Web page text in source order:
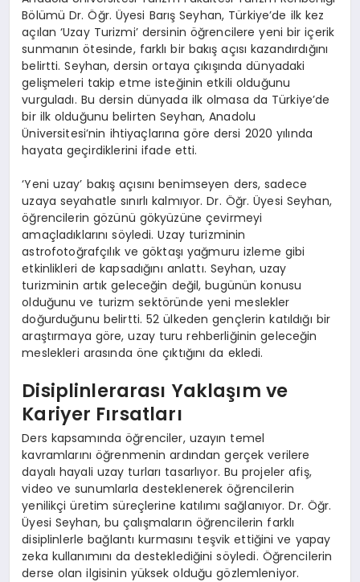
Bölümü Dr. Öğr. Üyesi Barış Seyhan, Türkiye’de ilk kez
açılan ‘Uzay Turizmi’ dersinin öğrencilere yeni bir içerik
sunmanın ötesinde, farklı bir bakış açısı kazandırdığını
belirtti. Seyhan, dersin ortaya çıkışında dünyadaki
gelişmeleri takip etme isteğinin etkili olduğunu
vurguladı. Bu dersin dünyada ilk olmasa da Türkiye’de
bir ilk olduğunu belirten Seyhan, Anadolu
Üniversitesi’nin ihtiyaçlarına göre dersi 2020 yılında
hayata geçirdiklerini ifade etti.
‘Yeni uzay’ bakış açısını benimseyen ders, sadece
uzaya seyahatle sınırlı kalmıyor. Dr. Öğr. Üyesi Seyhan,
öğrencilerin gözünü gökyüzüne çevirmeyi
amaçladıklarını söyledi. Uzay turizminin
astrofotoğrafçılık ve göktaşı yağmuru izleme gibi
etkinlikleri de kapsadığını anlattı. Seyhan, uzay
turizminin artık geleceğin değil, bugünün konusu
olduğunu ve turizm sektöründe yeni meslekler
doğurduğunu belirtti. 52 ülkeden gençlerin katıldığı bir
araştırmaya göre, uzay turu rehberliğinin geleceğin
meslekleri arasında öne çıktığını da ekledi.
Disiplinlerarası Yaklaşım ve
Kariyer Fırsatları
Ders kapsamında öğrenciler, uzayın temel
kavramlarını öğrenmenin ardından gerçek verilere
dayalı hayali uzay turları tasarlıyor. Bu projeler afiş,
video ve sunumlarla desteklenerek öğrencilerin
yenilikçi üretim süreçlerine katılımı sağlanıyor. Dr. Öğr.
Üyesi Seyhan, bu çalışmaların öğrencilerin farklı
disiplinlerle bağlantı kurmasını teşvik ettiğini ve yapay
zeka kullanımını da desteklediğini söyledi. Öğrencilerin
derse olan ilgisinin yüksek olduğu gözlemleniyor.